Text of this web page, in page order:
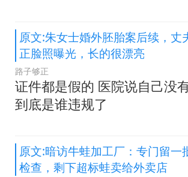
原文:朱女士婚外胚胎案后续，丈
正脸照曝光，长的很漂亮
路子够正
证件都是假的 医院说自己没
到底是谁违规了
原文:暗访牛蛙加工厂：专门留一
检查，剩下超标蛙卖给外卖店